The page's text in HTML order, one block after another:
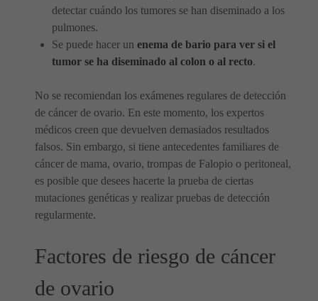
detectar cuándo los tumores se han diseminado a los
pulmones.
Se puede hacer un enema de bario para ver si el
tumor se ha diseminado al colon o al recto.
No se recomiendan los exámenes regulares de detección
de cáncer de ovario. En este momento, los expertos
médicos creen que devuelven demasiados resultados
falsos. Sin embargo, si tiene antecedentes familiares de
cáncer de mama, ovario, trompas de Falopio o peritoneal,
es posible que desees hacerte la prueba de ciertas
mutaciones genéticas y realizar pruebas de detección
regularmente.
Factores de riesgo de cáncer
de ovario